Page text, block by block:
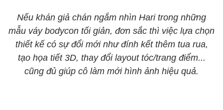
Nếu khán giả chán ngắm nhìn Hari trong những
mẫu váy bodycon tối giản, đơn sắc thì việc lựa chọn
thiết kế có sự đổi mới như đính kết thêm tua rua,
tạo họa tiết 3D, thay đổi layout tóc/trang điểm...
cũng đủ giúp cô làm mới hình ảnh hiệu quả.​​​​​​​